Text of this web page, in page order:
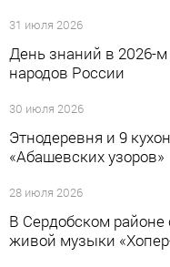
31 июля 2026
День знаний в 2026-м
народов России
30 июля 2026
Этнодеревня и 9
«Абашевских узоров»
28 июля 2026
В Сердобском районе
живой музыки